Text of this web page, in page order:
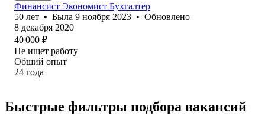
Финансист Экономист Бухгалтер
50 лет • Была 9 ноября 2023 • Обновлено
8 декабря 2020
40 000 ₽
Не ищет работу
Общий опыт
24 года
Быстрые фильтры подбора вакансий